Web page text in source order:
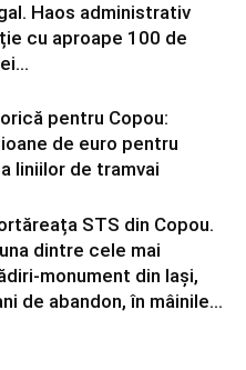
Haos administrativ
cu aproape 100 de
pentru Copou:
de euro pentru
liniilor de tramvai
STS din Copou.
dintre cele mai
monument din Iași,
de abandon, în mâinile...